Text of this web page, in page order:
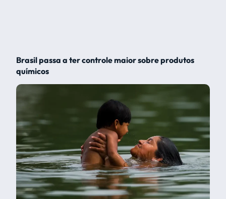
Brasil passa a ter controle maior sobre produtos
químicos